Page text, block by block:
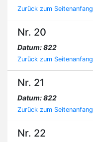
Zurück zum Seitenanfang
Nr. 20
Datum: 822
Zurück zum Seitenanfang
Nr. 21
Datum: 822
Zurück zum Seitenanfang
Nr. 22